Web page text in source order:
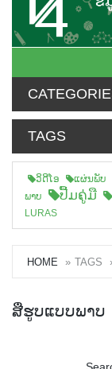
TAGS
ວິດີໂອ ແຜ່ນພັບ
ພາບ
ປື້ມຄູ່ມື
LURAS
HOME TAGS
ສື່ຮູບແບບພາບ